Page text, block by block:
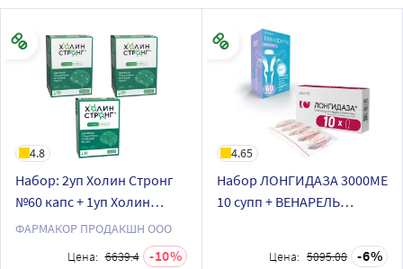
4.8
Набор: 2уп Холин Стронг
№60 капс + 1уп Холин
Стронг №30 капс со
ФАРМАКОР ПРОДАКШН ООО
Цена: 6639.4 10
4.65
Набор ЛОНГИДАЗА 3000МЕ
10 супп + ВЕНАРЕЛЬ
Цена: 5095.08 6